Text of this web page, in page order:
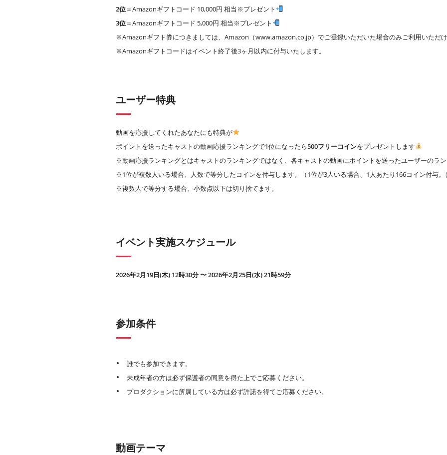
2位＝Amazonギフトコード 10,000円 相当※プレゼント
3位＝Amazonギフトコード 5,000円 相当※プレゼント
※Amazonギフト券につきましては、Amazon（www.amazon.co.jp）でご登録いただいた場合のみご利用いただ
※Amazonギフトコードはイベント終了後3ヶ月以内に付与いたします。
ユーザー特典
動画を応援してくれたあなたにも特典が
ポイントを送ったキャストの動画応援ランキングで1位になったら500フリーコインをプレゼントします
※動画応援ランキングとはキャストのランキングではなく、各キャストの動画にポイントを送ったユーザーのラ
※1位が複数人いる場合、人数で等分したコインを付与します。（1位が3人いる場合、1人あたり166コイン付与。
※複数人で等分する場合、小数点以下は切り捨てます。
イベント実施スケジュール
2026年2月19日(木) 12時30分 〜 2026年2月25日(水) 21時59分
参加条件
誰でも参加できます。
未成年者の方は必ず保護者の同意を得た上でご応募ください。
プロダクションに所属している方は必ず許諾を得てご応募ください。
動画テーマ